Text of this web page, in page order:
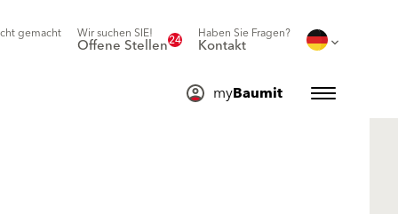
gemacht Wir suchen SIE!
Offene Stellen24 Haben Sie Fragen?
Kontakt
myBaumit